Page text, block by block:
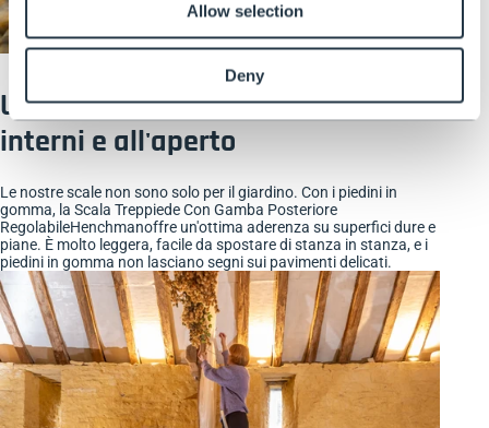
Allow selection
Deny
Una scala regolabile per lavori in
interni e all'aperto
Le nostre scale non sono solo per il giardino. Con i piedini in
gomma, la Scala Treppiede Con Gamba Posteriore
RegolabileHenchmanoffre un'ottima aderenza su superfici dure e
piane. È molto leggera, facile da spostare di stanza in stanza, e i
piedini in gomma non lasciano segni sui pavimenti delicati.